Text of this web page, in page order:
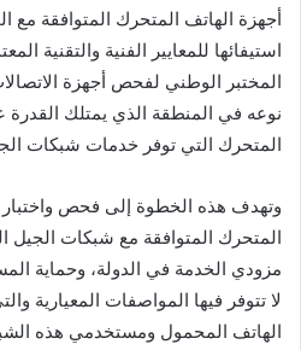
أجهزة الهاتف المتحرك المتوافقة مع
استيفائها للمعايير الفنية والتقنية
المختبر الوطني لفحص أجهزة
نوعه في المنطقة الذي يمتلك
المتحرك التي توفر خدمات شبكات
وتهدف هذه الخطوة إلى فحص واختبار
المتحرك المتوافقة مع شبكات
مزودي الخدمة في الدولة، وحماية
لا تتوفر فيها المواصفات المعيارية
الهاتف المحمول ومستخدمي هذه